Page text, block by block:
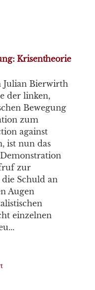
Krisentheorie
Julian Bierwirth
der linken,
Bewegung
zum
against
ist nun das
zur
Schuld an
Augen
einzelnen